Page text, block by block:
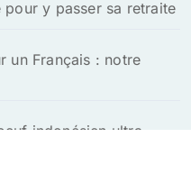
pour y passer sa retraite
un Français : notre
indonésien ultra